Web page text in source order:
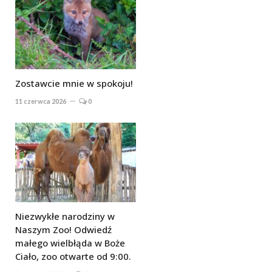
Zostawcie mnie w spokoju!
11 czerwca 2026 0
Niezwykłe narodziny w
Naszym Zoo! Odwiedź
małego wielbłąda w Boże
Ciało, zoo otwarte od 9:00.